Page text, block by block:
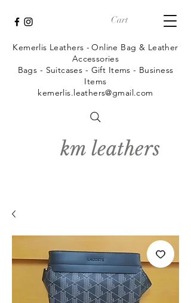
Cart
km leathers
Kemerlis Leathers - Online Bag & Leather
Accessories
Bags - Suitcases - Gift Items - Business
Items
kemerlis.leathers@gmail.com